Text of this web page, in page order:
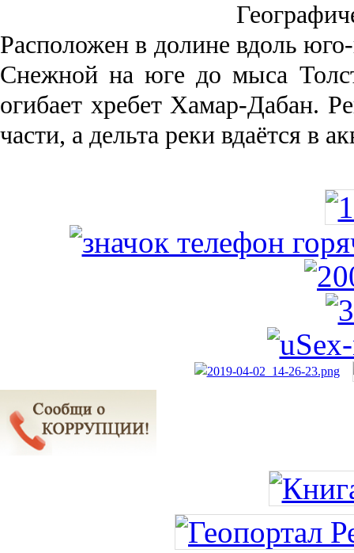
Рас­положен в долине вдоль
Снежной на юге до мыса
огибает хребет Хамар-Дабан.
части, а дельта реки вда­ётся в